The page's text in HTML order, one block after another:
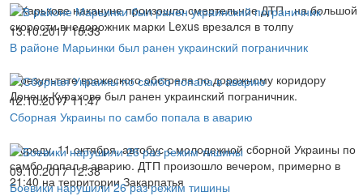
В Харькове накануне произошло смертельное ДТП - на большой
скорости внедорожник марки Lexus врезался в толпу
13.10.2017 15:33
В районе Марьинки был ранен украинский пограничник
В результате вражеского обстрела по дорожному коридору
Донецк-Курахово был ранен украинский пограничник.
12.10.2017 11:47
Сборная Украины по самбо попала в аварию
В среду, 11 октября, автобус с молодежной сборной Украины по
самбо попал в аварию. ДТП произошло вечером, примерно в
21:40 на территории Закарпатья
09.10.2017 12:38
Боевики нарушили 26 раз режим тишины